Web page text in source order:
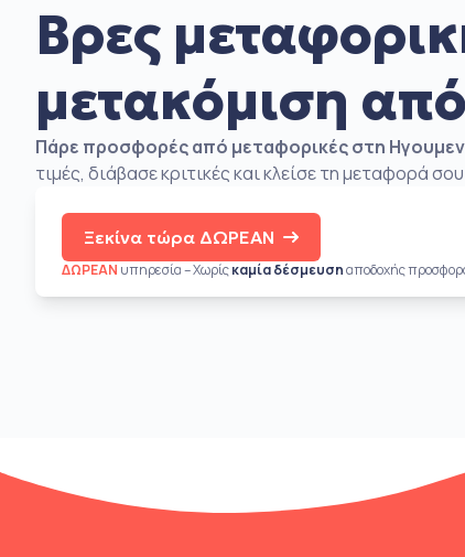
Βρες
μετακόμιση από
Πάρε προσφορές από μεταφορικές στη
τιμές, διάβασε κριτικές και κλείσε τη μεταφορά
Ξεκίνα τώρα ΔΩΡΕΑΝ
ΔΩΡΕΑΝ υπηρεσία – Χωρίςκαμία δέσμευσηαποδοχής